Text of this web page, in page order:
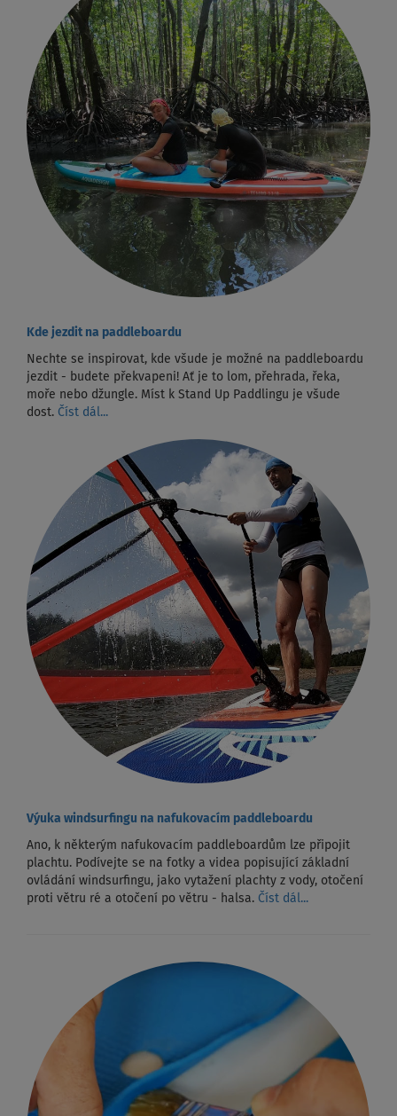
Kde jezdit na paddleboardu
Nechte se inspirovat, kde všude je možné na paddleboardu
jezdit - budete překvapeni! Ať je to lom, přehrada, řeka,
moře nebo džungle. Míst k Stand Up Paddlingu je všude
dost. Číst dál...
Výuka windsurfingu na nafukovacím paddleboardu
Ano, k některým nafukovacím paddleboardům lze připojit
plachtu. Podívejte se na fotky a videa popisující základní
ovládání windsurfingu, jako vytažení plachty z vody, otočení
proti větru ré a otočení po větru - halsa. Číst dál...